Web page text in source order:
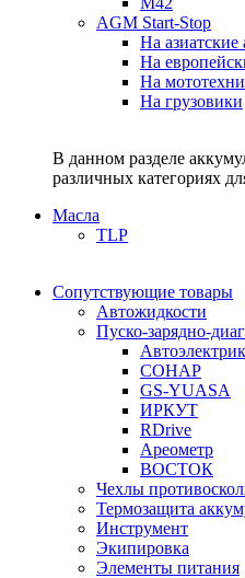
AGM Start-Stop
На азиатские
На
На
На грузовики
В данном разделе
различных категориях
Масла
TLP
Сопутствующие товары
Автожидкости
Пуско-зарядно-
СОНАР
GS-YUASA
ИРКУТ
RDrive
Ареометр
ВОСТОК
Чехлы
Термозащита
Инструмент
Экипировка
Элементы питания